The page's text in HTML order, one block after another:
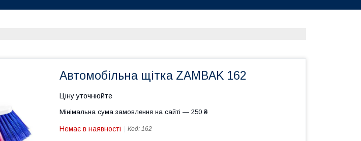
Автомобільна щітка ZAMBAK 162
Ціну уточнюйте
Мінімальна сума замовлення на сайті — 250 ₴
Немає в наявності Код: 162